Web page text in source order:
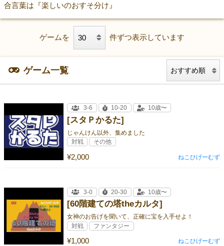
合言葉は『楽しいのおすそ分け』
ゲームを 件ずつ表示しています
ゲーム一覧
[スタＰかるた]
じゃんけん以外、集めました
¥2,000
3-6 10-20 10歳〜
対戦 その他
ねこひげーむず
[60階建ての塔theカルタ]
女神のお告げを聞いて、正確に宝を入手せよ！
¥1,000
3-0 20-30 10歳〜
対戦 ファンタジー
ねこひげーむず